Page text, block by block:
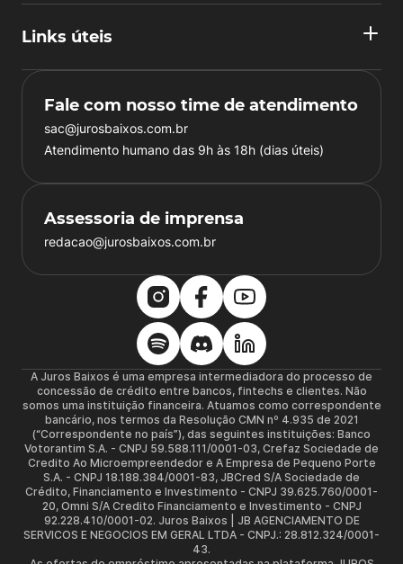
Links úteis
Fale com nosso time de atendimento
sac@jurosbaixos.com.br
Atendimento humano das 9h às 18h (dias úteis)
Assessoria de imprensa
redacao@jurosbaixos.com.br
A Juros Baixos é uma empresa intermediadora do processo de
concessão de crédito entre bancos, fintechs e clientes. Não
somos uma instituição financeira. Atuamos como correspondente
bancário, nos termos da Resolução CMN nº 4.935 de 2021
(“Correspondente no país”), das seguintes instituições: Banco
Votorantim S.A. - CNPJ 59.588.111/0001-03, Crefaz Sociedade de
Credito Ao Microempreendedor e A Empresa de Pequeno Porte
S.A. - CNPJ 18.188.384/0001-83, JBCred S/A Sociedade de
Crédito, Financiamento e Investimento - CNPJ 39.625.760/0001-
20, Omni S/A Credito Financiamento e Investimento - CNPJ
92.228.410/0001-02. Juros Baixos | JB AGENCIAMENTO DE
SERVICOS E NEGOCIOS EM GERAL LTDA - CNPJ.: 28.812.324/0001-
43.